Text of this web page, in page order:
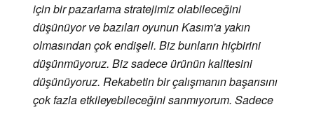
için bir pazarlama stratejimiz olabileceğini
düşünüyor ve bazıları oyunun Kasım'a yakın
olmasından çok endişeli. Biz bunların hiçbirini
düşünmüyoruz. Biz sadece ürünün kalitesini
düşünüyoruz. Rekabetin bir çalışmanın başarısını
çok fazla etkileyebileceğini sanmıyorum. Sadece